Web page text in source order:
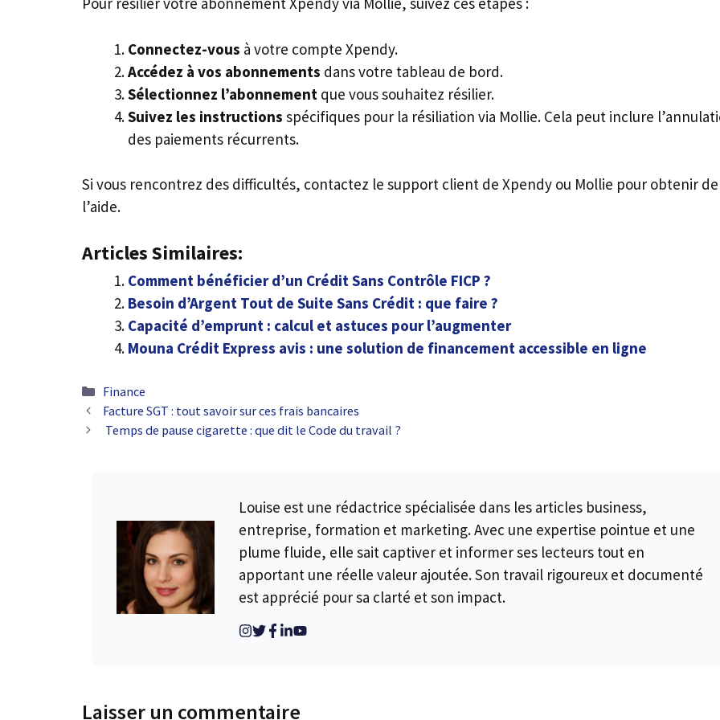
Connectez-vous à votre compte Xpendy.
Accédez à vos abonnements dans votre tableau de bord.
Sélectionnez l’abonnement que vous souhaitez résilier.
Suivez les instructions spécifiques pour la résiliation via Mollie. Cela peut inclure
des paiements récurrents.
Si vous rencontrez des difficultés, contactez le support client de Xpendy ou Mollie pour obtenir de
l’aide.
Articles Similaires:
Comment bénéficier d’un Crédit Sans Contrôle FICP ?
Besoin d’Argent Tout de Suite Sans Crédit : que faire ?
Capacité d’emprunt : calcul et astuces pour l’augmenter
Mouna Crédit Express avis : une solution de financement accessible en ligne
Catégories
Finance
Facture SGT : tout savoir sur ces frais bancaires
Temps de pause cigarette : que dit le Code du travail ?
Louise est une rédactrice spécialisée dans les articles business,
entreprise, formation et marketing. Avec une expertise pointue et une
plume fluide, elle sait captiver et informer ses lecteurs tout en
apportant une réelle valeur ajoutée. Son travail rigoureux et documenté
est apprécié pour sa clarté et son impact.
Laisser un commentaire